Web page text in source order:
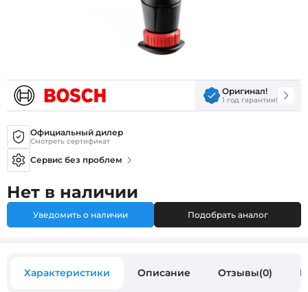
Оригинал!
1 год гарантии!
Официальный дилер
Смотреть сертификат
Сервис без проблем
Нет в наличии
Уведомить о наличии Подобрать аналог
Характеристики Описание Отзывы(0)